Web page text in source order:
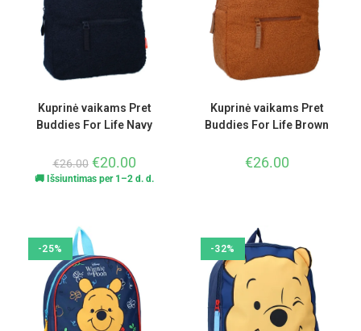
Kuprinė vaikams Pret
Buddies For Life Navy
€26.00 €20.00
🚚 Išsiuntimas per 1–2 d. d.
Kuprinė vaikams Pret
Buddies For Life Brown
€26.00
-25% -32%